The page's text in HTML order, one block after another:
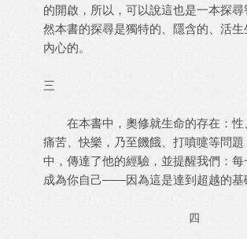
的開啟，所以，可以說這也是一本探
然本書的探尋是獨特的、隱含的、活
內心的。
三
在本書中，奧修就生命的存在：性
痛苦、快樂，乃至饑餓、打噴嚏等問
中，傳達了他的經驗，並提醒我們：
成為你自己——因為這是達到超越的基
四